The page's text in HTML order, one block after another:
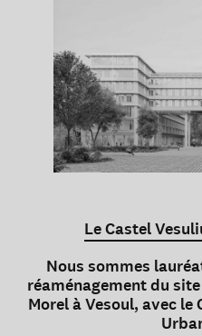
Le Castel
Nous sommes
réaménagement du
Morel à Vesoul, avec